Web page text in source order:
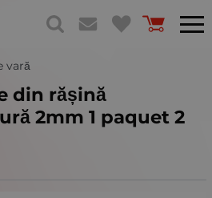
vară
din rășină
2mm 1 paquet 2